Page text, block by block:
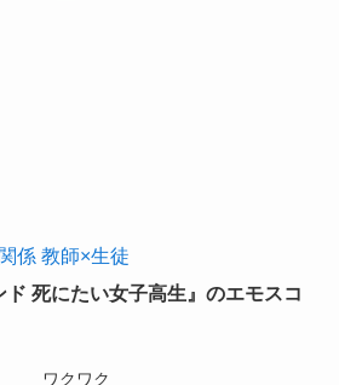
係 教師×生徒
ド 死にたい女子高生』のエモスコ